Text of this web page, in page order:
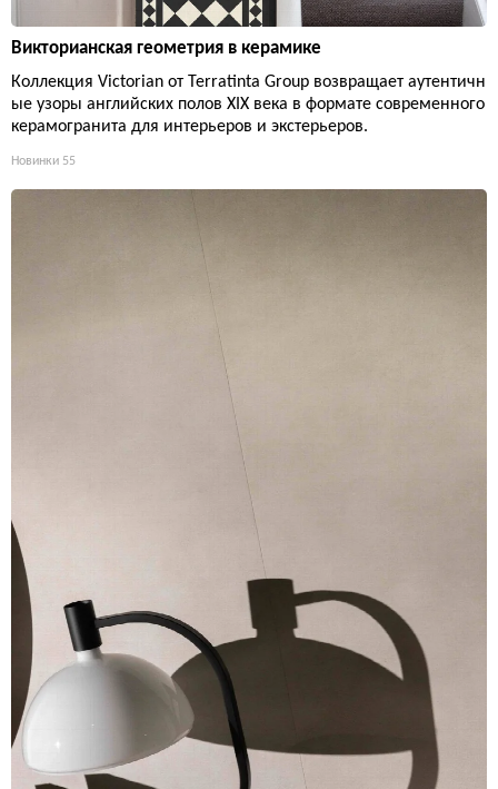
Викторианская геометрия в керамике
Коллекция Victorian от Terratinta Group возвращает аутентичн
ые узоры английских полов XIX века в формате современного
керамогранита для интерьеров и экстерьеров.
Новинки 55